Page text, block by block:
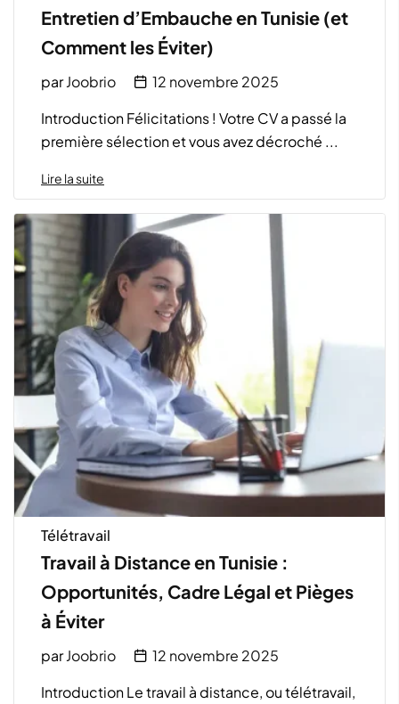
Entretien d’Embauche en Tunisie (et
Comment les Éviter)
parJoobrio
12 novembre 2025
Introduction Félicitations ! Votre CV a passé la
première sélection et vous avez décroché ...
Lire la suite
Télétravail
Travail à Distance en Tunisie :
Opportunités, Cadre Légal et Pièges
à Éviter
parJoobrio
12 novembre 2025
Introduction Le travail à distance, ou télétravail,